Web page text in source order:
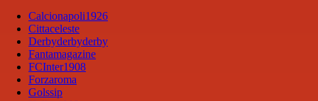
Calcionapoli1926
Cittaceleste
Derbyderbyderby
Fantamagazine
FCInter1908
Forzaroma
Golssip